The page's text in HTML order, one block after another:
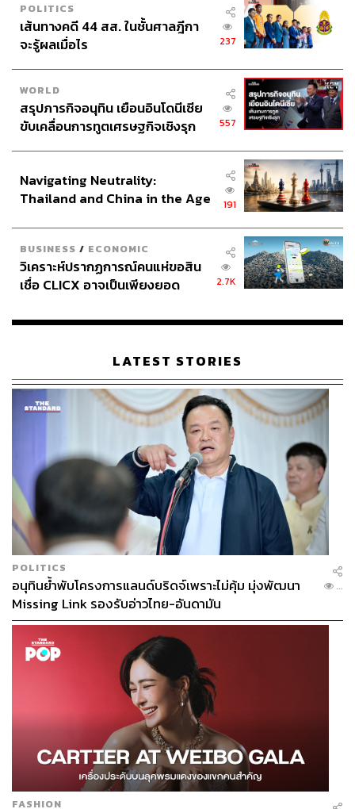
POLITICS
เส้นทางคดี 44 สส. ในชั้นศาลฎีกา
จะรู้ผลเมื่อไร
237
WORLD
สรุปภารกิจอนุทิน เยือนอินโดนีเซีย
ขับเคลื่อนการทูตเศรษฐกิจเชิงรุก
557
Navigating Neutrality:
Thailand and China in the Age
191
BUSINESS / ECONOMIC
วิเคราะห์ปรากฏการณ์คนแห่ขอสิน
เชื่อ CLICX อาจเป็นเพียงยอด
เรือนไทยที่ถูกซุกไว้
2.7K
LATEST STORIES
POLITICS
อนุทินย้ำพับโครงการแลนด์บริดจ์เพราะไม่คุ้ม มุ่งพัฒนา
Missing Link รองรับอ่าวไทย-อันดามัน
...
FASHION